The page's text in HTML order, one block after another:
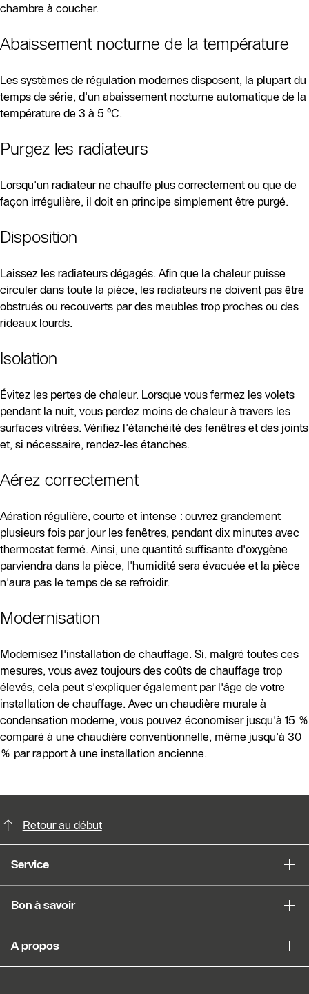
chambre à coucher.
Abaissement nocturne de la température
Les systèmes de régulation modernes disposent, la plupart du
temps de série, d'un abaissement nocturne automatique de la
température de 3 à 5 °C.
Purgez les radiateurs
Lorsqu'un radiateur ne chauffe plus correctement ou que de
façon irrégulière, il doit en principe simplement être purgé.
Disposition
Laissez les radiateurs dégagés. Afin que la chaleur puisse
circuler dans toute la pièce, les radiateurs ne doivent pas être
obstrués ou recouverts par des meubles trop proches ou des
rideaux lourds.
Isolation
Évitez les pertes de chaleur. Lorsque vous fermez les volets
pendant la nuit, vous perdez moins de chaleur à travers les
surfaces vitrées. Vérifiez l'étanchéité des fenêtres et des joints
et, si nécessaire, rendez-les étanches.
Aérez correctement
Aération régulière, courte et intense : ouvrez grandement
plusieurs fois par jour les fenêtres, pendant dix minutes avec
thermostat fermé. Ainsi, une quantité suffisante d'oxygène
parviendra dans la pièce, l'humidité sera évacuée et la pièce
n'aura pas le temps de se refroidir.
Modernisation
Modernisez l'installation de chauffage. Si, malgré toutes ces
mesures, vous avez toujours des coûts de chauffage trop
élevés, cela peut s'expliquer également par l'âge de votre
installation de chauffage. Avec un chaudière murale à
condensation moderne, vous pouvez économiser jusqu'à 15 %
comparé à une chaudière conventionnelle, même jusqu'à 30
% par rapport à une installation ancienne.
Retour au début
Service
Bon à savoir
A propos